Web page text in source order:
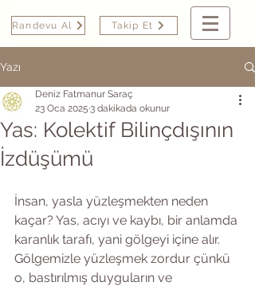
Randevu Al Takip Et
Yazı
Yas: Kolektif Bilinçdışının
İzdüşümü
Deniz Fatmanur Saraç
23 Oca 2025 3 dakikada okunur
İnsan, yasla yüzleşmekten neden
kaçar? Yas, acıyı ve kaybı, bir anlamda
karanlık tarafı, yani gölgeyi içine alır.
Gölgemizle yüzleşmek zordur çünkü
o, bastırılmış duyguların ve